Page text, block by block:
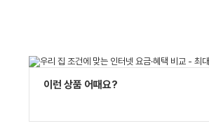
이런 상품 어때요?